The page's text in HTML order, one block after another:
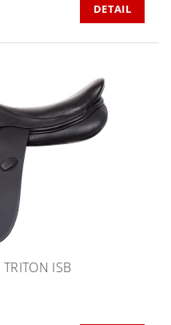
DETAIL
TRITON ISB